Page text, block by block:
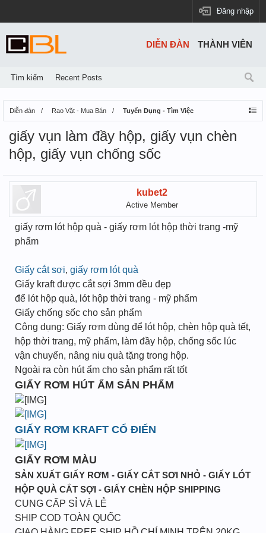
Đăng nhập
Diễn đàn Rao Vặt - Mua Bán Tuyển Dụng - Tìm Việc
giấy vụn làm đầy hộp, giấy vụn chèn
hộp, giấy vụn chống sốc
kubet2
Active Member
giấy rơm lót hộp quà - giấy rơm lót hộp thời trang -mỹ
phẩm
Giấy cắt sợi, giấy rơm lót quà
Giấy kraft được cắt sợi 3mm đều đẹp
để lót hộp quà, lót hộp thời trang - mỹ phẩm
Giấy chống sốc cho sản phẩm
Công dụng: Giấy rơm dùng để lót hộp, chèn hộp quà tết,
hộp thời trang, mỹ phẩm, làm đầy hộp, chống sốc lúc
vận chuyển, nâng niu quà tặng trong hộp.
Ngoài ra còn hút ẩm cho sản phẩm rất tốt
GIẤY RƠM HÚT ẨM SẢN PHẨM
GIẤY RƠM KRAFT CỔ ĐIỂN
GIẤY RƠM MÀU
SẢN XUẤT GIẤY RƠM - GIẤY CẮT SƠI NHỎ - GIẤY LÓT
HỘP QUÀ CẮT SỢI - GIẤY CHÈN HỘP SHIPPING
CUNG CẤP SỈ VÀ LẺ
SHIP COD TOÀN QUỐC
DIỄN ĐÀN
Tìm kiếm Recent Posts
THÀNH VIÊN